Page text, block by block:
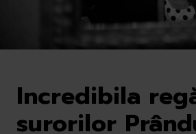
Incredibila
surorilor